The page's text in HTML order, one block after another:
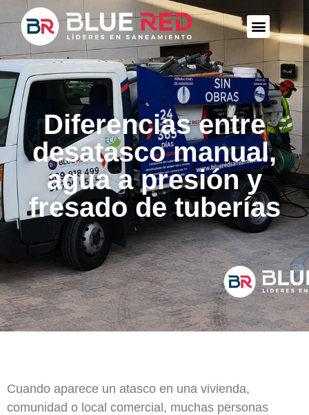
Diferencias entre
desatasco manual,
agua a presión y
fresado de tuberías
Cuando aparece un atasco en una vivienda,
comunidad o local comercial, muchas personas